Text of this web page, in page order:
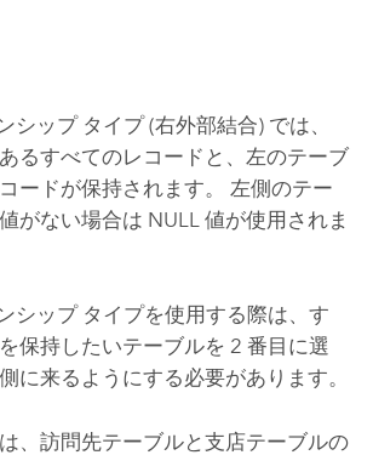
シップ タイプ (右外部結合) では、
るすべてのレコードと、左のテーブ
ードが保持されます。 左側のテー
がない場合は NULL 値が使用されま
シップ タイプを使用する際は、す
保持したいテーブルを 2 番目に選
に来るようにする必要があります。
、訪問先テーブルと支店テーブルの